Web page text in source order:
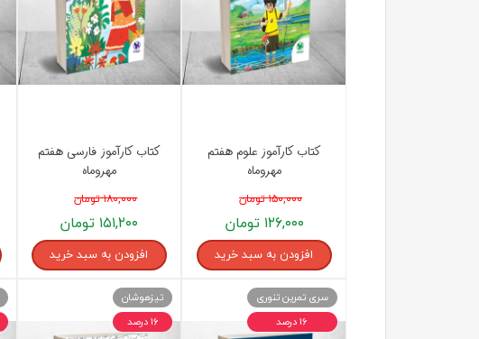
کتاب کارآموز علوم هفتم
مهروماه
۱۵۰,۰۰۰ تومان
۱۲۶,۰۰۰ تومان
افزودن به سبد خرید
کتاب کارآموز فارسی هفتم
مهروماه
۱۸۰,۰۰۰ تومان
۱۵۱,۲۰۰ تومان
افزودن به سبد خرید
سری تمرین تنوری
۱۶ درصد
تیزهوشان
۱۶ درصد